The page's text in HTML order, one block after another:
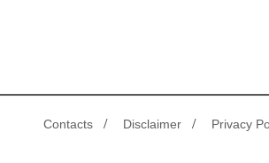
Contacts / Disclaimer / Privacy